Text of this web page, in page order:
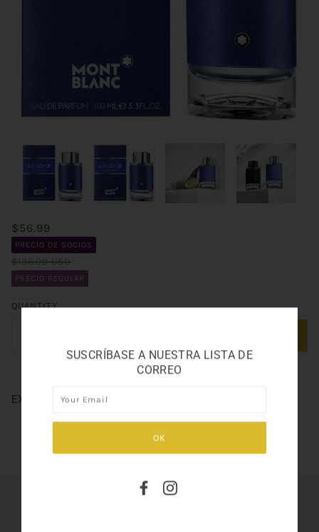
$56.99
PRECIO DE SOCIOS
$136.00 USD
PRECIO REGULAR
QUANTITY
EXPLORER ULTRA BLUE 3.3
SUSCRÍBASE A NUESTRA LISTA DE
CORREO